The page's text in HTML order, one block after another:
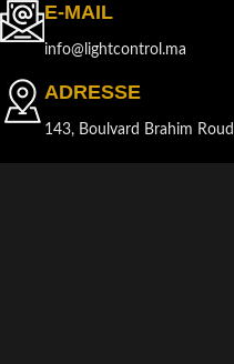
E-MAIL
info@lightcontrol.ma
ADRESSE
143, Boulvard Brahim